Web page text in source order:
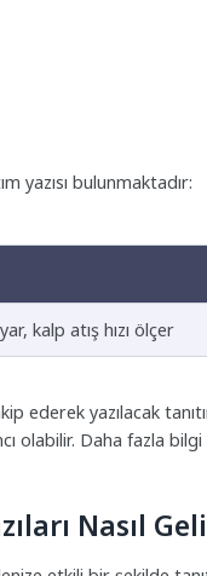
yazısı bulunmaktadır:
kalp atış hızı ölçer
yazılacak
olabilir. Daha fazla bilgi
Nasıl